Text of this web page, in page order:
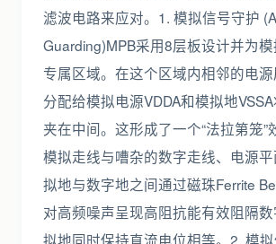
滤波电路来应对。1. 模拟信号守护
Guarding)MPB采用8层板设计并为
专属区域。在这个区域内相邻的电
分配给模拟电源VDDA和模拟地
夹在中间。这形成了一个“法拉第笼”
模拟走线与嘈杂的数字走线、电源
拟地与数字地之间通过磁珠Ferrite
对高频噪声呈现高阻抗能有效阻隔
拟地同时保持直流电位相等。2. 模